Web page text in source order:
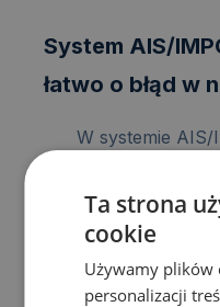
System AIS/
łatwo o błąd w
W systemie AIS/
podatkowe
zgłoszenia
odzyskać
umieścić w
numer MRN z
Ta strona
cookie
Używamy plików
personalizacji